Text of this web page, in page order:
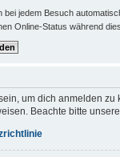
bei jedem Besuch
Online-Status während
um dich anmelden
Beachte bitte